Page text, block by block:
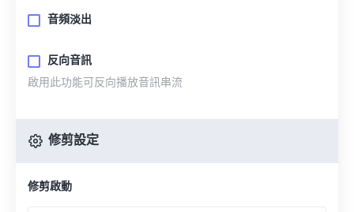
音頻淡出
反向音訊
啟用此功能可反向播放音訊串流
修剪設定
修剪啟動